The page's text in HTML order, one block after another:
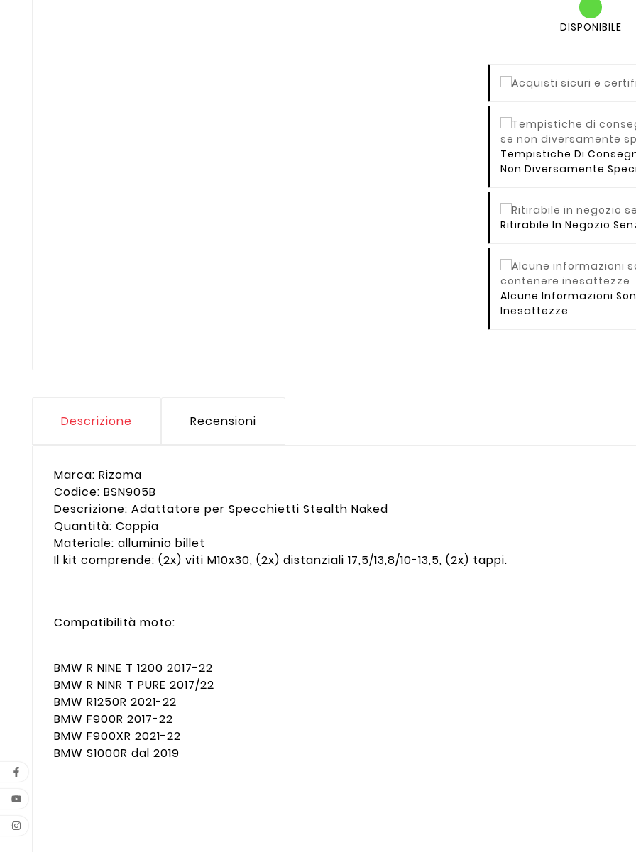
DISPONIBILE
Tempistiche Di
Non Diversamente
Ritirabile In Negozio
Alcune Informazioni
Inesattezze
Descrizione Recensioni
Marca: Rizoma
Codice: BSN905B
Descrizione: Adattatore per Specchietti Stealth Naked
Quantità: Coppia
Materiale: alluminio billet
Il kit comprende: (2x) viti M10x30, (2x) distanziali 17,5/13,8/10-13,5, (2x) tappi.
Compatibilità moto:
BMW R NINE T 1200 2017-22
BMW R NINR T PURE 2017/22
BMW R1250R 2021-22
BMW F900R 2017-22
BMW F900XR 2021-22
BMW S1000R dal 2019